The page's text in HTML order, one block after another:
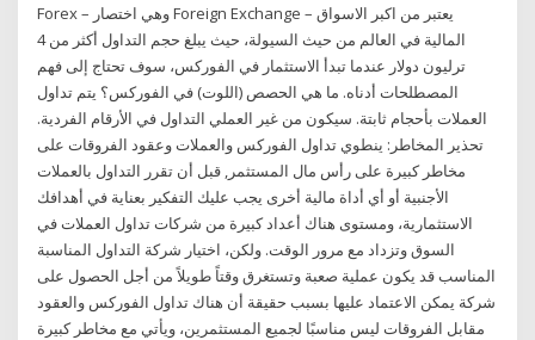
Forex – وهي اختصار Foreign Exchange – يعتبر من اكبر الاسواق
المالية في العالم من حيث السيولة، حيث يبلغ حجم التداول أكثر من 4
ترليون دولار عندما تبدأ الاستثمار في الفوركس، سوف تحتاج إلى فهم
المصطلحات أدناه. ما هي الحصص (اللوت) في الفوركس؟ يتم تداول
العملات بأحجام ثابتة. سيكون من غير العملي التداول في الأرقام الفردية.
تحذير المخاطر: ينطوي تداول الفوركس والعملات وعقود الفروقات على
مخاطر كبيرة على رأس مال المستثمر, قبل أن تقرر التداول بالعملات
الأجنبية أو أي أداة مالية أخرى يجب عليك التفكير بعناية في أهدافك
الاستثمارية، ومستوى هناك أعداد كبيرة من شركات تداول العملات في
السوق وتزداد مع مرور الوقت. ولكن، اختيار شركة التداول المناسبة
المناسب قد يكون عملية صعبة وتستغرق وقتاً طويلاً من أجل الحصول على
شركة يمكن الاعتماد عليها بسبب حقيقة أن هناك تداول الفوركس والعقود
مقابل الفروقات ليس مناسبًا لجميع المستثمرين، ويأتي مع مخاطر كبيرة